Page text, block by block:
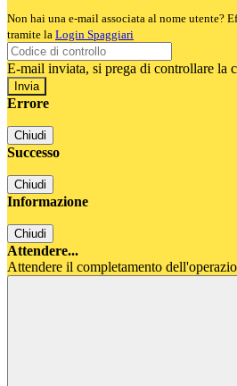
Non hai una e-mail associata al nome utente?
tramite la Login Spaggiari
E-mail inviata, si prega di controllare la
Errore
Chiudi
Successo
Chiudi
Informazione
Chiudi
Attendere...
Attendere il completamento